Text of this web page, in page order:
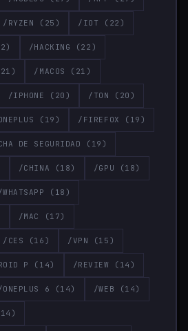
/RYZEN (25) /IOT (22)
/HACKING (22)
/MACOS (21)
/IPHONE (20) /TON (20)
(19) /FIREFOX (19)
DE SEGURIDAD (19)
/CHINA (18) /GPU (18)
/WHATSAPP (18)
/MAC (17)
/CES (16) /VPN (15)
P (14) /REVIEW (14)
/ONEPLUS 6 (14) /WEB (14)